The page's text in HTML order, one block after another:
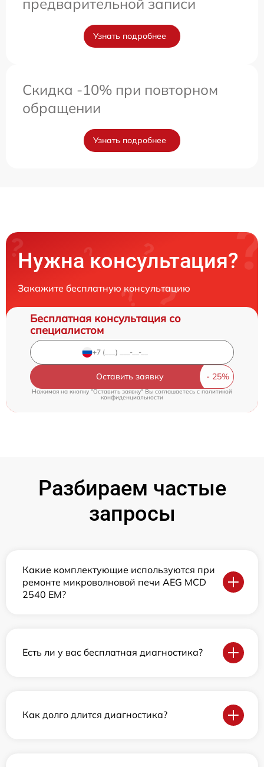
Узнать подробнее
Скидка -10% при повторном
обращении
Узнать подробнее
Нужна консультация?
Закажите бесплатную консультацию
Бесплатная консультация со
специалистом
Оставить заявку
Нажимая на кнопку "Оставить заявку" Вы соглашаетесь cполитикой
конфиденциальности
Разбираем частые
запросы
Какие комплектующие используются при
ремонте микроволновой печи AEG MCD
2540 EM?
Есть ли у вас бесплатная диагностика?
Как долго длится диагностика?